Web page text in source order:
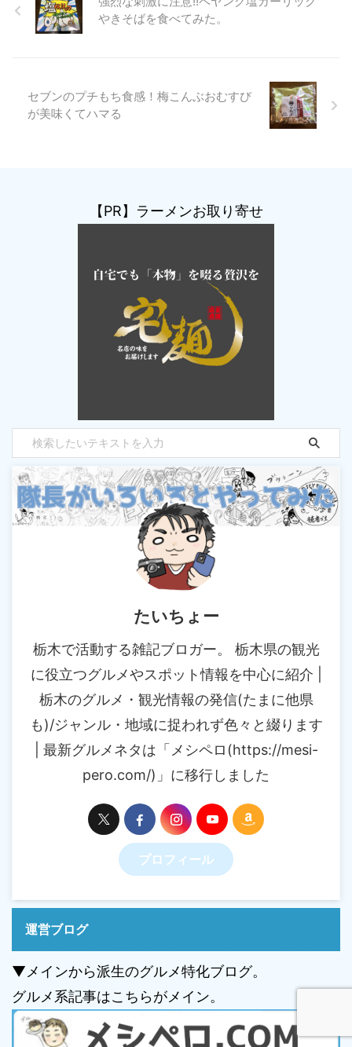
やきそばを食べてみた。
セブンのプチもち食感！梅こんぶおむすび
が美味くてハマる
【PR】ラーメンお取り寄せ
たいちょー
栃木で活動する雑記ブロガー。 栃木県の観光
に役立つグルメやスポット情報を中心に紹介 |
栃木のグルメ・観光情報の発信(たまに他県
も)/ジャンル・地域に捉われず色々と綴ります
| 最新グルメネタは「メシペロ(https://mesi-
pero.com/)」に移行しました
プロフィール
運営ブログ
▼メインから派生のグルメ特化ブログ。
グルメ系記事はこちらがメイン。